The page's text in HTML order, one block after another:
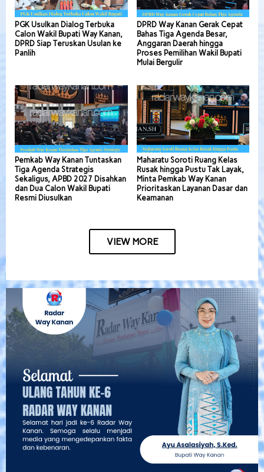
PGK Usulkan Dialog Terbuka
Calon Wakil Bupati Way Kanan,
DPRD Siap Teruskan Usulan ke
Panlih
DPRD Way Kanan Gerak Cepat
Bahas Tiga Agenda Besar,
Anggaran Daerah hingga
Proses Pemilihan Wakil Bupati
Mulai Bergulir
Pemkab Way Kanan Tuntaskan
Tiga Agenda Strategis
Sekaligus, APBD 2027 Disahkan
dan Dua Calon Wakil Bupati
Resmi Diusulkan
Maharatu Soroti Ruang Kelas
Rusak hingga Pustu Tak Layak,
Minta Pemkab Way Kanan
Prioritaskan Layanan Dasar dan
Keamanan
VIEW MORE